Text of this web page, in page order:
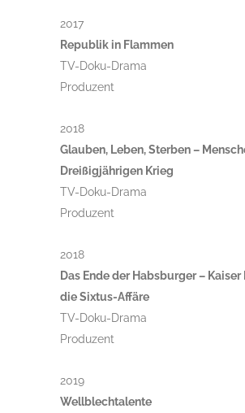
2017
Republik in Flammen
TV-Doku-Drama
Produzent
2018
Glauben, Leben, Sterben –
Dreißigjährigen Krieg
TV-Doku-Drama
Produzent
2018
Das Ende der Habsburger – Kaiser
die Sixtus-Affäre
TV-Doku-Drama
Produzent
2019
Wellblechtalente